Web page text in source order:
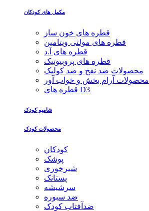
مکمل های کودکان
قطره های خون ساز
قطره های مولتی ویتامین
قطره های آ.د
قطره های پروبیوتیک
محصولات ضد نفخ و ضد کولیک
محصولات آرام بخش و خواب آور
قطره های D3
شامپو کودک
محصولات کودک
کودکان
پوشک
شیرخوری
پستانک
سرشیشه
ضد سبوره
ضدآفتاب کودک